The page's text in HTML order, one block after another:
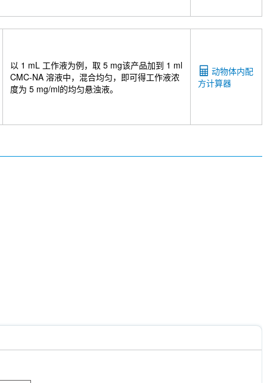
动物体内配
方计算器
以 1 mL 工作液为例，取 5 mg该产品加到 1 ml
CMC-NA 溶液中，混合均匀，即可得工作液浓
度为 5 mg/ml的均匀悬浊液。